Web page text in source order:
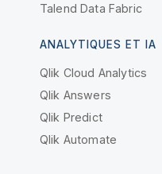
Talend Data Fabric
ANALYTIQUES ET IA
Qlik Cloud Analytics
Qlik Answers
Qlik Predict
Qlik Automate